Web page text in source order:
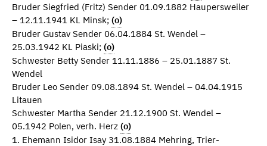
Bruder Siegfried (Fritz) Sender 01.09.1882 Haupersweiler
– 12.11.1941 KL Minsk; (o)
Bruder Gustav Sender 06.04.1884 St. Wendel –
25.03.1942 KL Piaski; (o)
Schwester Betty Sender 11.11.1886 – 25.01.1887 St.
Wendel
Bruder Leo Sender 09.08.1894 St. Wendel – 04.04.1915
Litauen
Schwester Martha Sender 21.12.1900 St. Wendel –
05.1942 Polen, verh. Herz (o)
1. Ehemann Isidor Isay 31.08.1884 Mehring, Trier-